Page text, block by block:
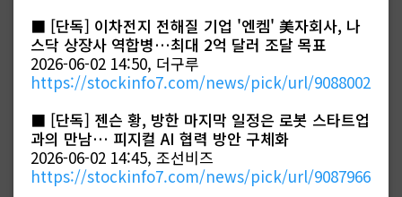
■ [단독] 이차전지 전해질 기업 '엔켐' 美자회사, 나
스닥 상장사 역합병…최대 2억 달러 조달 목표
2026-06-02 14:50, 더구루
https://stockinfo7.com/news/pick/url/9088002
■ [단독] 젠슨 황, 방한 마지막 일정은 로봇 스타트업
과의 만남… 피지컬 AI 협력 방안 구체화
2026-06-02 14:45, 조선비즈
https://stockinfo7.com/news/pick/url/9087966